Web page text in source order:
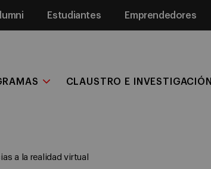
Estudiantes Emprendedores
CLAUSTRO E INVESTIGACIÓN
a la realidad virtual